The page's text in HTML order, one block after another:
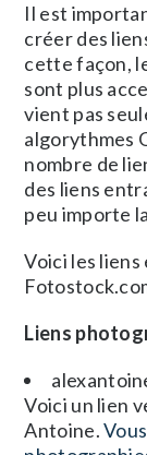
Il est
créer des
cette façon,
sont plus
vient pas
algorythmes
nombre de
des liens
peu importe
Voici les
Liens
Voici un lien
Antoine.